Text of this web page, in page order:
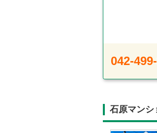
042-
石原マンシ